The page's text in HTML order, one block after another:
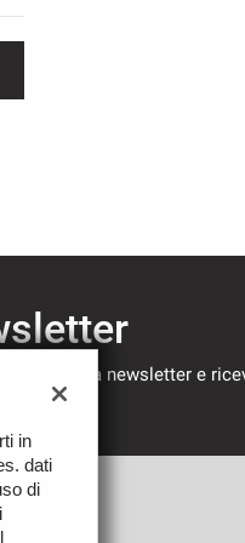
alla newsletter e
in
dati
di